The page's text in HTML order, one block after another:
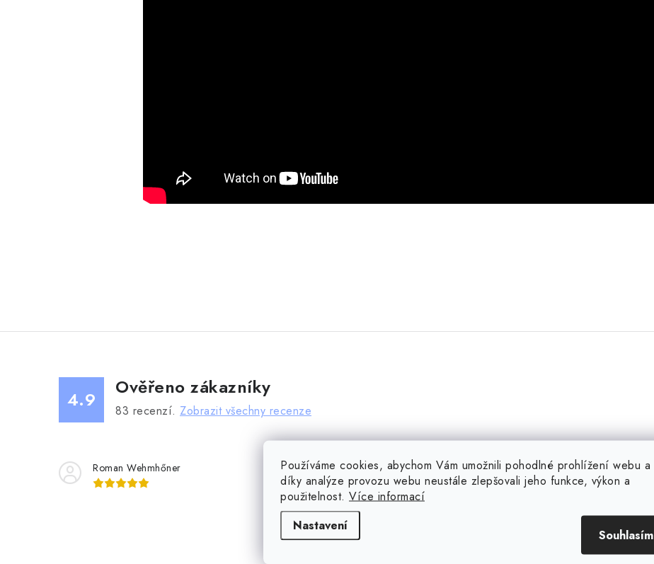
Používáme cookies, abychom Vám umožnili pohodlné prohlížení webu a
díky analýze provozu webu neustále zlepšovali jeho funkce, výkon a
použitelnost. Více informací
Nastavení
Souhlasím
4.9
Ověřeno zákazníky
83 recenzí. Zobrazit všechny recenze
Roman Wehmhőner Jan Březina
Ano, super komunikace a dobrá cena.
Jakub Jurenka